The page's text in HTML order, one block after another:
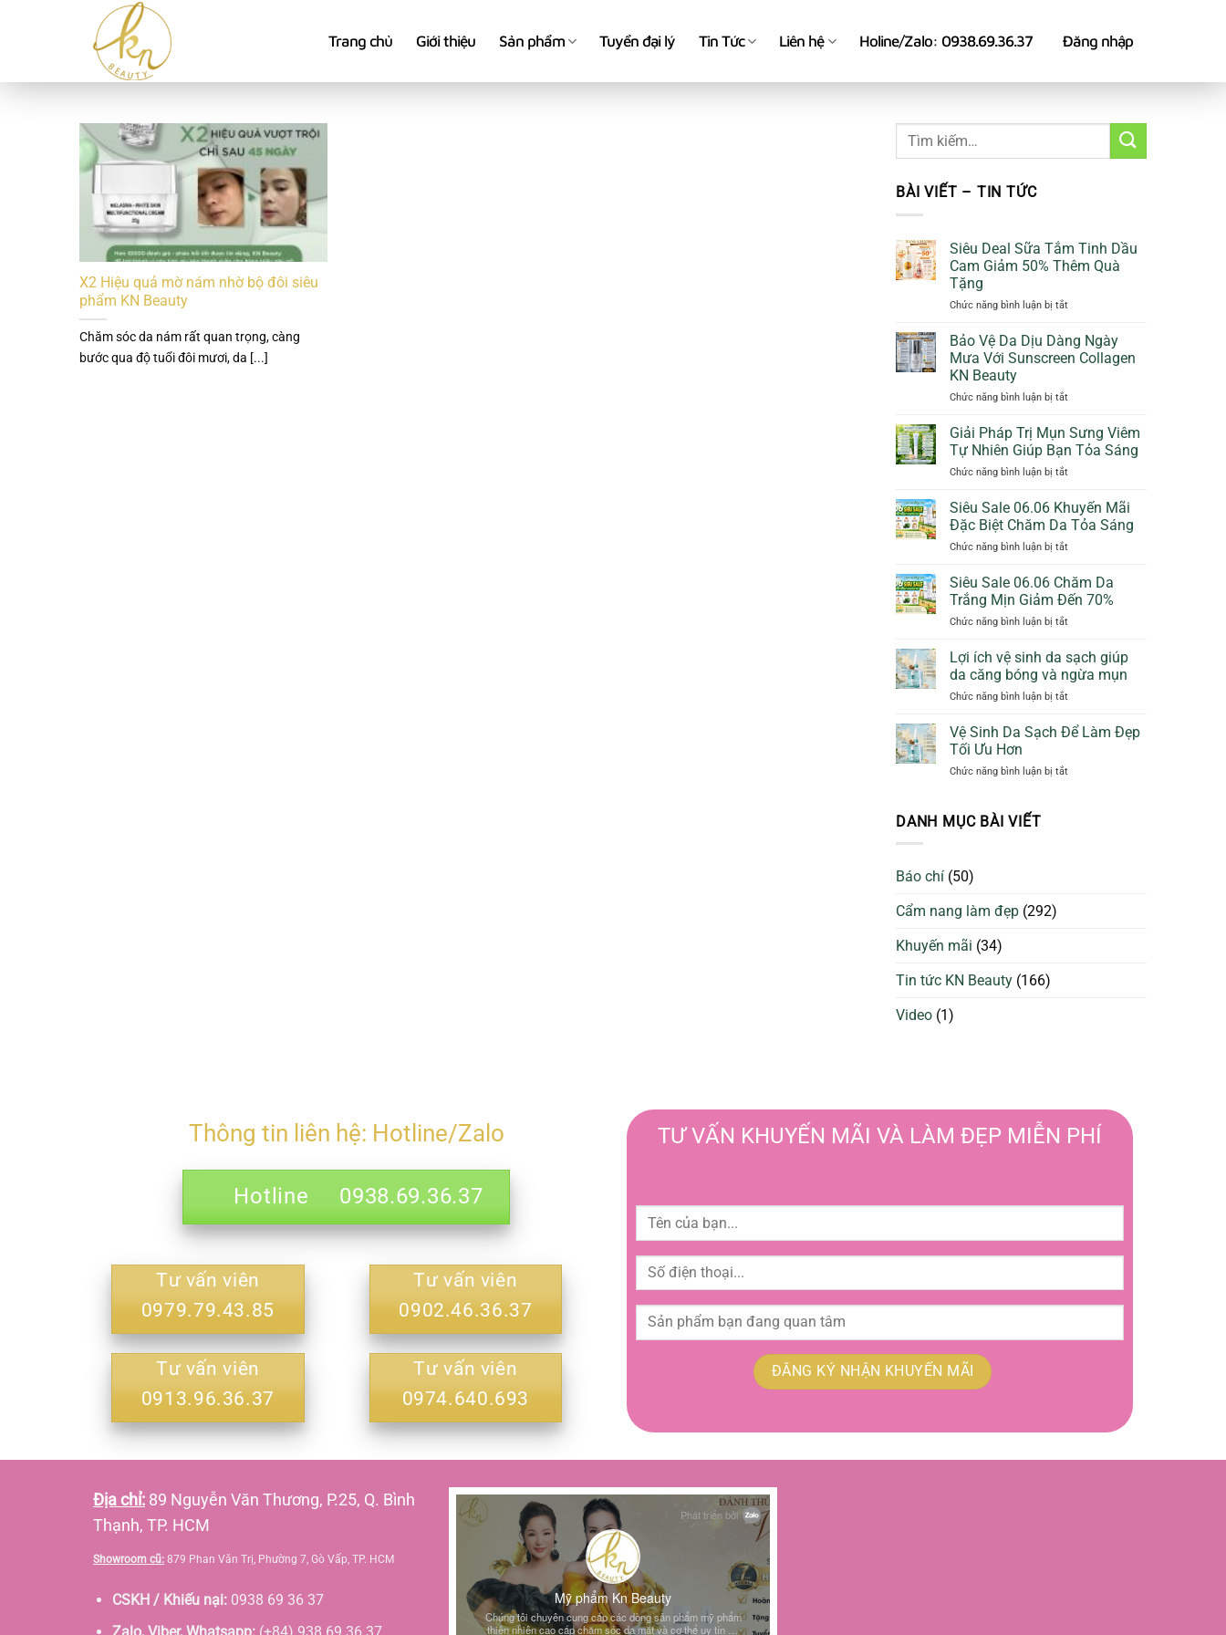
dung
Trang chủ Giới thiệu Sản phẩm Tuyển đại lý Tin Tức Liên hệ Holine/Zalo: 0938.69.36.37 Đăng nhập
X2 Hiệu quả mờ nám nhờ bộ đôi siêu
phẩm KN Beauty
Chăm sóc da nám rất quan trọng, càng
bước qua độ tuổi đôi mươi, da [...]
BÀI VIẾT – TIN TỨC
Siêu Deal Sữa Tắm Tinh Dầu
Cam Giảm 50% Thêm Quà
Tặng
Chức năng bình luận bị tắtở
Deal
Sữa
Tắm
Dầu
Giảm
50%
Thêm
Quà
Bảo Vệ Da Dịu Dàng Ngày
Mưa Với Sunscreen Collagen
KN Beauty
Chức năng bình luận bị tắtở
Vệ
Da
Dịu
Dàng
Mưa
Với
Collagen
Beauty
Giải Pháp Trị Mụn Sưng Viêm
Tự Nhiên Giúp Bạn Tỏa Sáng
Chức năng bình luận bị tắtở
Pháp
Trị
Mụn
Sưng
Tự
Nhiên
Bạn
Sáng
Siêu Sale 06.06 Khuyến Mãi
Đặc Biệt Chăm Da Tỏa Sáng
Chức năng bình luận bị tắtở
Sale
06.06
Khuyến
Mãi
Biệt
Chăm
Da
Tỏa
Siêu Sale 06.06 Chăm Da
Trắng Mịn Giảm Đến 70%
Chức năng bình luận bị tắtở
06.06
Chăm
Da
Mịn
70%
Lợi ích vệ sinh da sạch giúp
da căng bóng và ngừa mụn
Chức năng bình luận bị tắtở
ích
da
Vệ Sinh Da Sạch Để Làm Đẹp
Tối Ưu Hơn
Chức năng bình luận bị tắtở
DANH MỤC BÀI VIẾT
Báo chí (50)
Cẩm nang làm đẹp (292)
Khuyến mãi (34)
Tin tức KN Beauty (166)
Video (1)
Thông tin liên hệ: Hotline/Zalo
Hotline 0938.69.36.37
Tư vấn viên
0979.79.43.85
Tư vấn viên
0913.96.36.37
Tư vấn viên
0902.46.36.37
Tư vấn viên
0974.640.693
TƯ VẤN KHUYẾN MÃI VÀ LÀM ĐẸP MIỄN PHÍ
Địa chỉ: 89 Nguyễn Văn Thương, P.25, Q. Bình
Thạnh, TP. HCM
Showroom cũ: 879 Phan Văn Trị, Phường 7, Gò Vấp, TP. HCM
CSKH / Khiếu nại:0938 69 36 37